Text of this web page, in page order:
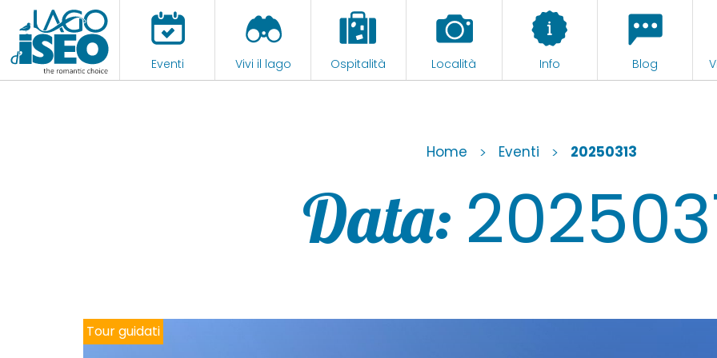
Eventi Vivi il lago Ospitalità Località Info Blog
Home > Eventi > 20250313
Data:
Noleggio imbarcazioni e tour